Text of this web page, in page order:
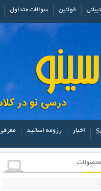
قوانین سوالات متداول
اخبار رزومه اساتید